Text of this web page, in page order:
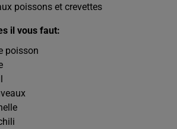
poissons et crevettes
il vous faut:
poisson